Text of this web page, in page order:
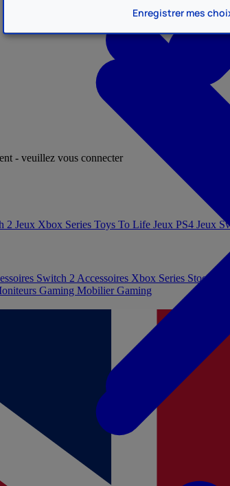
Enregistrer mes
- veuillez vous connecter
2 Jeux Xbox Series Toys To Life Jeux PS4 Jeux
Switch 2 Accessoires Xbox Series Stockage
Gaming Mobilier Gaming